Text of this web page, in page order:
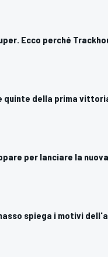
Ecco perché
quinte della prima
per lanciare la
spiega i motivi